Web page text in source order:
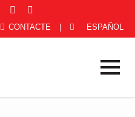
CONTACTE ESPAÑOL